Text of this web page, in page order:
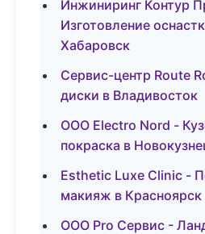
Инжиниринг Контур
Изготовление
Хабаровск
Сервис-центр Route
диски в Владивосток
ООО Electro Nord -
покраска в
Esthetic Luxe Clinic -
макияж в Красноярск
ООО Pro Сервис -